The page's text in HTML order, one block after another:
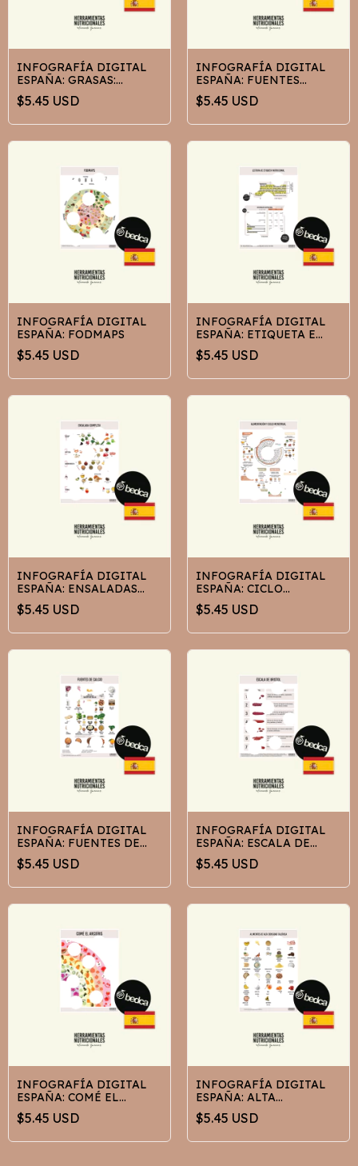
INFOGRAFÍA DIGITAL
ESPAÑA: GRASAS:
CLASIFICACIÓN
$5.45 USD
INFOGRAFÍA DIGITAL
ESPAÑA: FUENTES
DIETÉTICAS DE HIERRO
$5.45 USD
INFOGRAFÍA DIGITAL
ESPAÑA: FODMAPS
$5.45 USD
INFOGRAFÍA DIGITAL
ESPAÑA: ETIQUETA E
INFORMACION
NUTRICIONAL
$5.45 USD
INFOGRAFÍA DIGITAL
ESPAÑA: ENSALADAS
COMPLETAS
$5.45 USD
INFOGRAFÍA DIGITAL
ESPAÑA: CICLO
MENSTRUAL Y
ALIMENTACION
$5.45 USD
INFOGRAFÍA DIGITAL
ESPAÑA: FUENTES DE
CALCIO
$5.45 USD
INFOGRAFÍA DIGITAL
ESPAÑA: ESCALA DE
BRISTOL
$5.45 USD
INFOGRAFÍA DIGITAL
ESPAÑA: COMÉ EL
ARCOIRIS
$5.45 USD
INFOGRAFÍA DIGITAL
ESPAÑA: ALTA
DENSIDAD CALÓRICA
$5.45 USD